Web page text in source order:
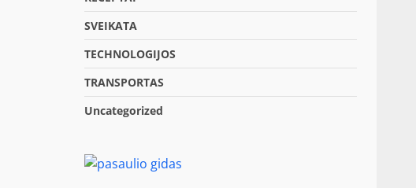
SVEIKATA
TECHNOLOGIJOS
TRANSPORTAS
Uncategorized